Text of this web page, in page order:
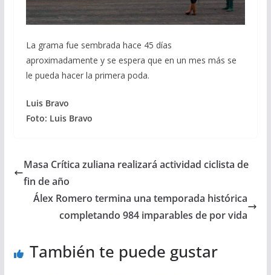
La grama fue sembrada hace 45 días
aproximadamente y se espera que en un mes más se
le pueda hacer la primera poda.
Luis Bravo
Foto: Luis Bravo
Masa Crítica zuliana realizará actividad ciclista de
fin de año
Álex Romero termina una temporada histórica
completando 984 imparables de por vida
También te puede gustar